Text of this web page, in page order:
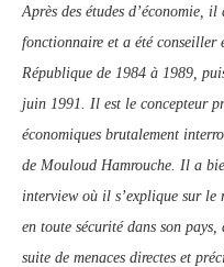
Après des études d’économie,
fonctionnaire et a été conseiller
République de 1984 à 1989,
juin 1991. Il est le concepteur
économiques brutalement
de Mouloud Hamrouche. Il a
interview où il s’explique sur le
en toute sécurité dans son
suite de menaces directes et